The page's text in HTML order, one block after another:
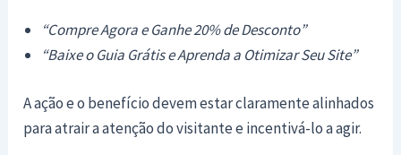
“Compre Agora e Ganhe 20% de Desconto”
“Baixe o Guia Grátis e Aprenda a Otimizar Seu Site”
A ação e o benefício devem estar claramente alinhados
para atrair a atenção do visitante e incentivá-lo a agir.